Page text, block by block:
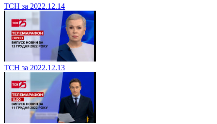
ТСН за 2022.12.14
ТСН за 2022.12.13